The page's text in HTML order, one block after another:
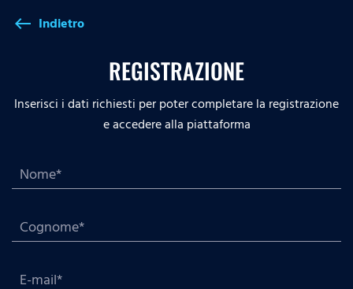
west Indietro
REGISTRAZIONE
Inserisci i dati richiesti per poter completare la registrazione
e accedere alla piattaforma